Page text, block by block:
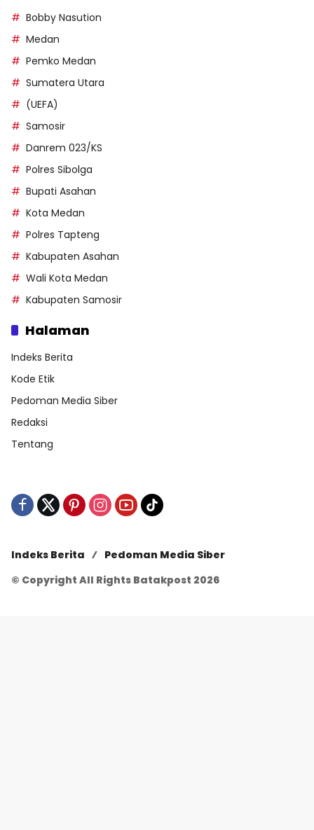
Bobby Nasution
Medan
Pemko Medan
Sumatera Utara
(UEFA)
Samosir
Danrem 023/KS
Polres Sibolga
Bupati Asahan
Kota Medan
Polres Tapteng
Kabupaten Asahan
Wali Kota Medan
Kabupaten Samosir
Halaman
Indeks Berita
Kode Etik
Pedoman Media Siber
Redaksi
Tentang
Indeks Berita
Pedoman Media Siber
© Copyright All Rights Batakpost 2026